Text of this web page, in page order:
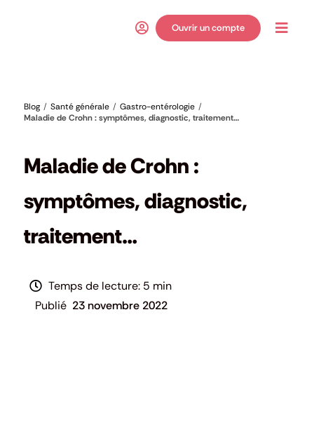
Ouvrir un compte
Blog Santé générale
Gastro-entérologie
Maladie de Crohn : symptômes, diagnostic, traitement…
Maladie de Crohn :
symptômes, diagnostic,
traitement…
5 min
23 novembre 2022